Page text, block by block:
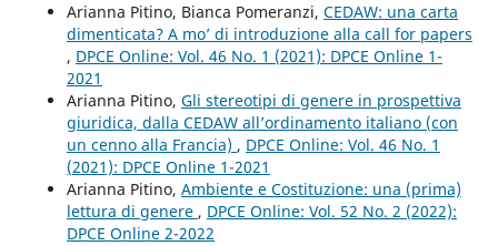
Arianna Pitino, Bianca Pomeranzi, CEDAW: una carta
dimenticata? A mo’ di introduzione alla call for papers
, DPCE Online: Vol. 46 No. 1 (2021): DPCE Online 1-
2021
Arianna Pitino, Gli stereotipi di genere in prospettiva
giuridica, dalla CEDAW all’ordinamento italiano (con
un cenno alla Francia) , DPCE Online: Vol. 46 No. 1
(2021): DPCE Online 1-2021
Arianna Pitino, Ambiente e Costituzione: una (prima)
lettura di genere , DPCE Online: Vol. 52 No. 2 (2022):
DPCE Online 2-2022